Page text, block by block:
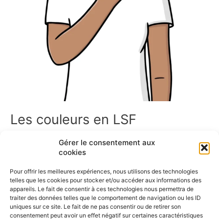
Gérer le consentement aux
cookies
Pour offrir les meilleures expériences, nous utilisons des technologies
telles que les cookies pour stocker et/ou accéder aux informations des
appareils. Le fait de consentir à ces technologies nous permettra de
traiter des données telles que le comportement de navigation ou les ID
uniques sur ce site. Le fait de ne pas consentir ou de retirer son
consentement peut avoir un effet négatif sur certaines caractéristiques
Les couleurs en LSF
Les couleurs en LSF Bienvenue dans l’espace Couleur en LSF !
Vous trouverez ici un ensemble de ressources en Langue des
signaires thématiques, des jeux de cartes, des mémoris, des
dominos, ainsi que des vidéos pour apprendre et pratiquer les
signes des couleurs. Bonne exploration ! Les […]
Lire la suite »